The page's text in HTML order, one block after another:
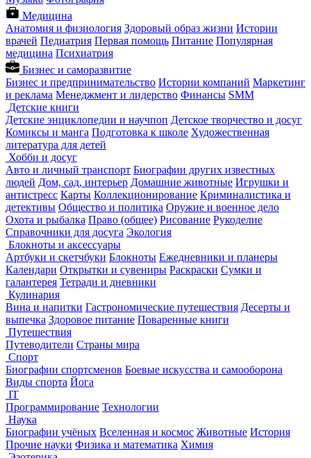
Медицина
Анатомия и физиология Здоровый образ жизни Истории
врачей Педиатрия Первая помощь Питание Популярная
медицина Психиатрия
Бизнес и саморазвитие
Бизнес и предпринимательство Истории компаний Маркетинг
и реклама Менеджмент и лидерство Финансы SMM
Детские книги
Детские энциклопедии и научпоп Детское творчество и досуг
Комиксы и манга Подготовка к школе Художественная
литература для детей
Хобби и досуг
Авто и личный транспорт Биографии других известных
людей Дом, сад, интерьер Домашние животные Игрушки и
антистресс Карты Коллекционирование Криминалистика и
детективы Общество и политика Оружие и военное дело
Охота и рыбалка Право (общее) Рисование Рукоделие
Справочники для досуга Экология
Блокноты и аксессуары
Артбуки и скетчбуки Блокноты Ежедневники и планеры
Календари Открытки и сувениры Раскраски Сумки и
галантерея Тетради и дневники
Кулинария
Вина и напитки Гастрономические путешествия Десерты и
выпечка Здоровое питание Поваренные книги
Путешествия
Путеводители Страны мира
Спорт
Биографии спортсменов Боевые искусства и самооборона
Виды спорта Йога
IT
Программирование Технологии
Наука
Биографии учёных Вселенная и космос Животные История
Прочие науки Физика и математика Химия